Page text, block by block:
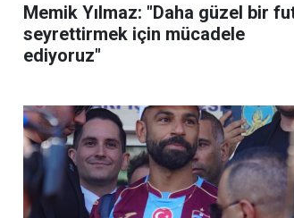
Memik Yılmaz: "Daha güzel bir
seyrettirmek için mücadele
ediyoruz"